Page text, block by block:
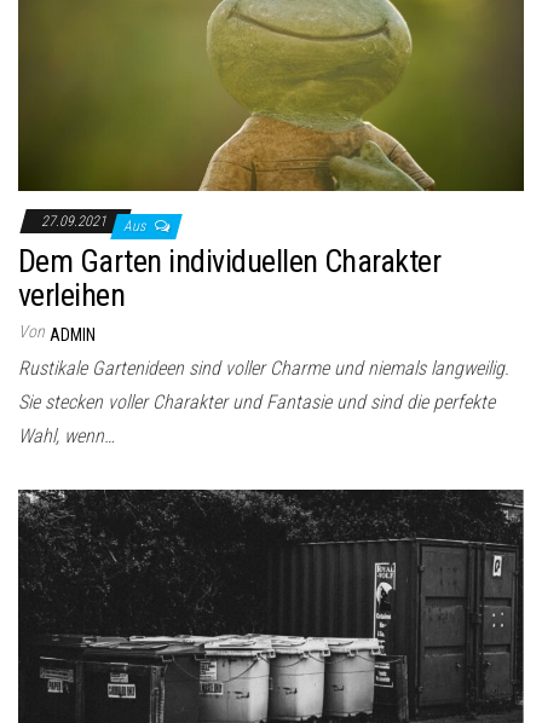
27.09.2021 Aus
Dem Garten individuellen Charakter
verleihen
Von ADMIN
Rustikale Gartenideen sind voller Charme und niemals langweilig.
Sie stecken voller Charakter und Fantasie und sind die perfekte
Wahl, wenn…